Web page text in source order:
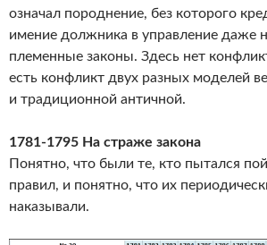
означал породнение, без которого
имение должника в управление даже
племенные законы. Здесь нет
есть конфликт двух разных моделей
и традиционной античной.
1781-1795 На страже закона
Понятно, что были те, кто пытался
правил, и понятно, что их
наказывали.